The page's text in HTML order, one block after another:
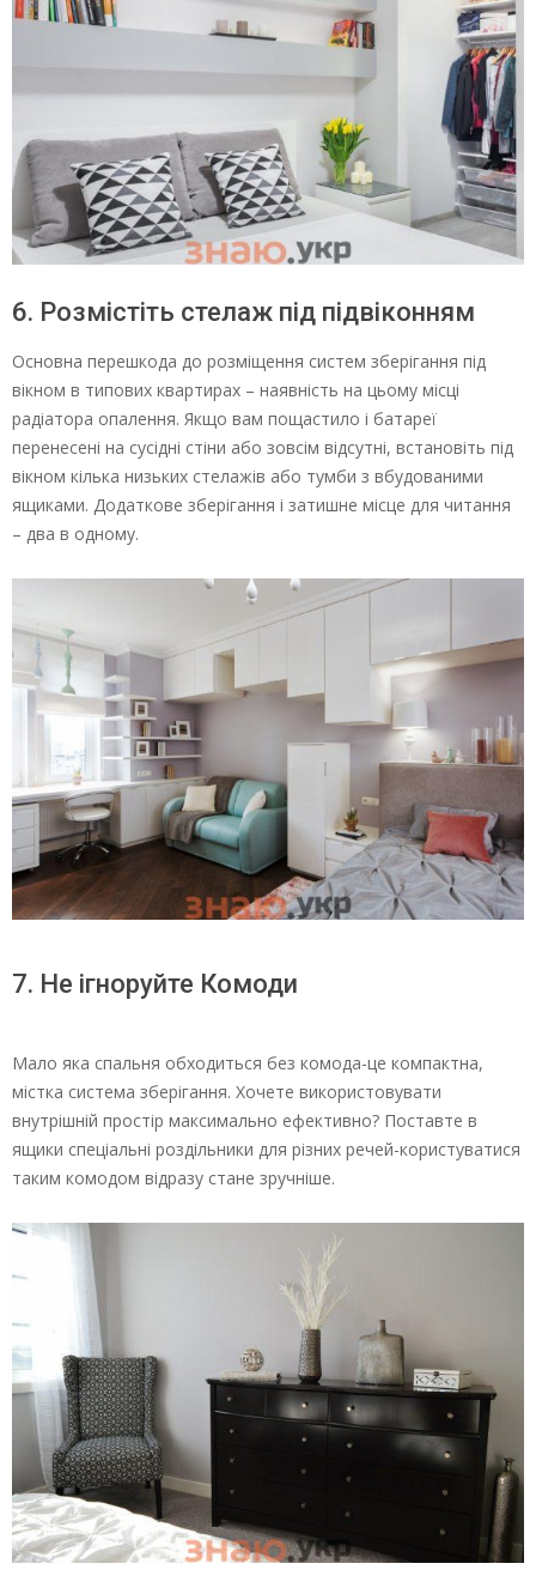
6. Розмістіть стелаж під підвіконням
Основна перешкода до розміщення систем зберігання під
вікном в типових квартирах – наявність на цьому місці
радіатора опалення. Якщо вам пощастило і батареї
перенесені на сусідні стіни або зовсім відсутні, встановіть під
вікном кілька низьких стелажів або тумби з вбудованими
ящиками. Додаткове зберігання і затишне місце для читання
– два в одному.
7. Не ігноруйте Комоди
Мало яка спальня обходиться без комода-це компактна,
містка система зберігання. Хочете використовувати
внутрішній простір максимально ефективно? Поставте в
ящики спеціальні роздільники для різних речей-користуватися
таким комодом відразу стане зручніше.